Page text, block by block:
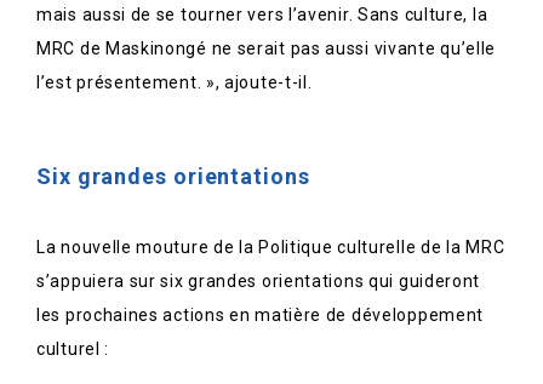
mais aussi de se tourner vers l’avenir. Sans culture, la
MRC de Maskinongé ne serait pas aussi vivante qu’elle
l’est présentement. », ajoute-t-il.
Six grandes orientations
La nouvelle mouture de la Politique culturelle de la MRC
s’appuiera sur six grandes orientations qui guideront
les prochaines actions en matière de développement
culturel :